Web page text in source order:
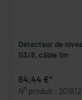
Détecteur de
G3/8, câble 1m
64,44 €*
N° produit : 201812